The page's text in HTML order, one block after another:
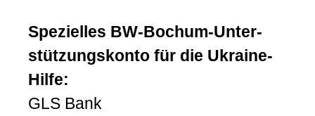
Spezielles BW-Bochum-Unter­
stützungs­konto für die Ukraine-
Hilfe:
GLS Bank